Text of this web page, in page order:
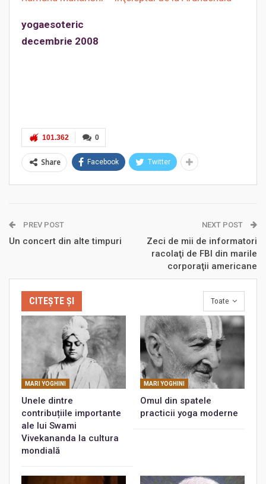
yogaesoteric
decembrie 2008
0
101.362
Share Facebook Twitter
PREV POST
Un concert din alte timpuri
NEXT POST
Zeci de mii de informatori
racolaţi de FBI din marile
corporaţii americane
Toate
CITEȘTE ȘI
MARI YOGHINI
Unele dintre
contribuțiile importante
ale lui Swami
Vivekananda la cultura
mondială
MARI YOGHINI
Omul din spatele
practicii yoga moderne